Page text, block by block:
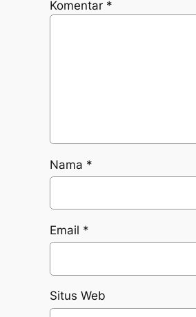
Komentar *
Nama *
Email *
Situs Web